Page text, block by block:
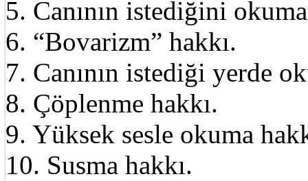
5. Canının istediğini
6. “Bovarizm” hakkı.
7. Canının istediği yerde
8. Çöplenme hakkı.
9. Yüksek sesle okuma
10. Susma hakkı.